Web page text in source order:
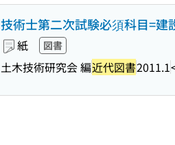
技術士第二次試験必須科目=建
紙 図書
土木技術研究会 編近代図書2011.1